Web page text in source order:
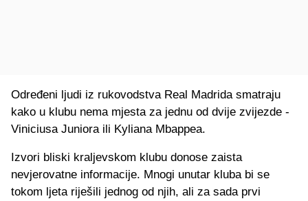
Određeni ljudi iz rukovodstva Real Madrida smatraju
kako u klubu nema mjesta za jednu od dvije zvijezde -
Viniciusa Juniora ili Kyliana Mbappea.
Izvori bliski kraljevskom klubu donose zaista
nevjerovatne informacije. Mnogi unutar kluba bi se
tokom ljeta riješili jednog od njih, ali za sada prvi